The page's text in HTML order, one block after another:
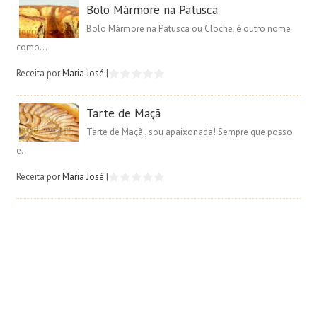
Bolo Mármore na Patusca
Bolo Mármore na Patusca ou Cloche, é outro nome
como...
Receita porMaria José |
Tarte de Maçã
Tarte de Maçã , sou apaixonada! Sempre que posso
e...
Receita porMaria José |